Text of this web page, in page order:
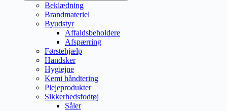
Beklædning
Brandmateriel
Byudstyr
Affaldsbeholdere
Afspærring
Førstehjælp
Handsker
Hygiejne
Kemi håndtering
Plejeprodukter
Sikkerhedsfodtøj
Såler